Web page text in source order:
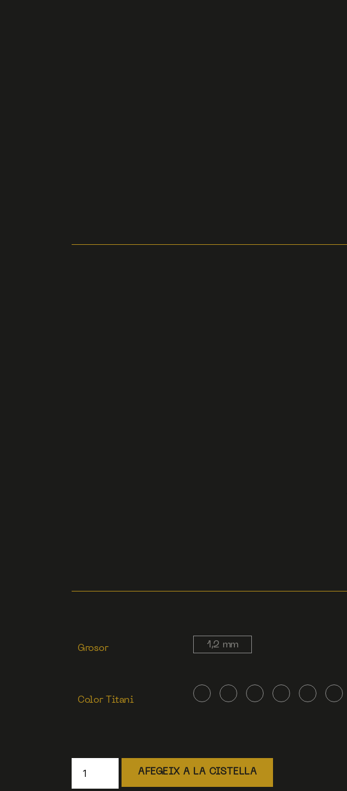
Grosor 1,2 mm
Color Titani
AFEGEIX A LA CISTELLA